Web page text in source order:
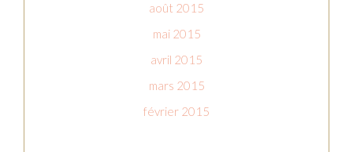
août 2015
mai 2015
avril 2015
mars 2015
février 2015